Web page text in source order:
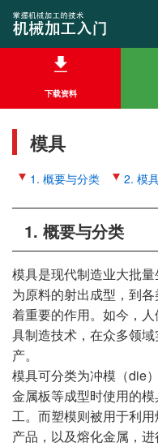
下载资料
模具
1. 概要与分类 2. 模
1. 概要与分类
模具是现代制造业大批
为原料的射出成型，到
着重要的作用。如今，
具制造技术，在众多领
产。
模具可分类为冲模（die
金属板等成型时使用的
工。而塑模则被用于利
产品，以及熔化金属，进